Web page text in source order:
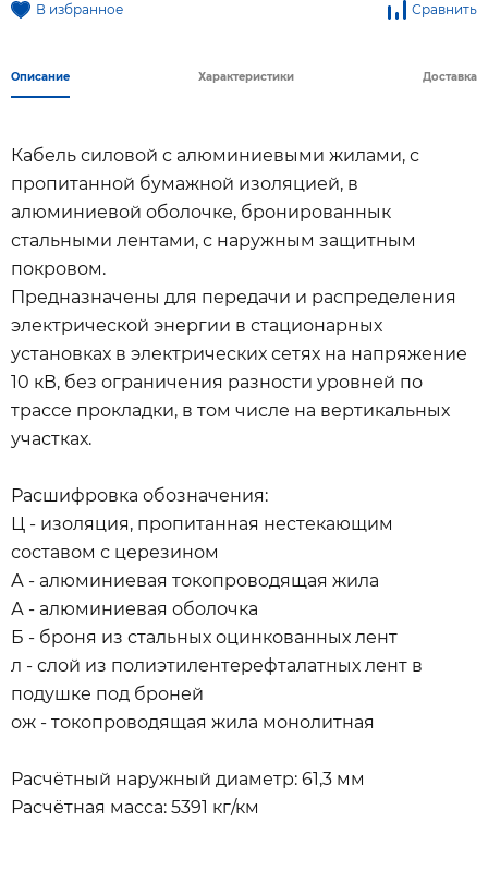
В избранное Сравнить
Описание Характеристики Доставка
Кабель силовой с алюминиевыми жилами, с
пропитанной бумажной изоляцией, в
алюминиевой оболочке, бронированнык
стальными лентами, с наружным защитным
покровом.
Предназначены для передачи и распределения
электрической энергии в стационарных
установках в электрических сетях на напряжение
10 кВ, без ограничения разности уровней по
трассе прокладки, в том числе на вертикальных
участках.
Расшифровка обозначения:
Ц - изоляция, пропитанная нестекающим
составом с церезином
А - алюминиевая токопроводящая жила
А - алюминиевая оболочка
Б - броня из стальных оцинкованных лент
л - слой из полиэтилентерефталатных лент в
подушке под броней
ож - токопроводящая жила монолитная
Расчётный наружный диаметр: 61,3 мм
Расчётная масса: 5391 кг/км